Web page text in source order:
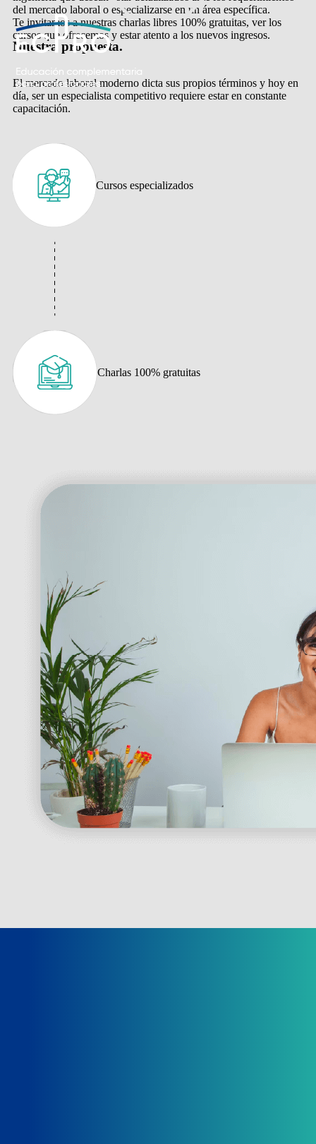
del mercado laboral o especializarse en un área específica.
Te invitamos a nuestras charlas libres 100% gratuitas, ver los
cursos que ofrecemos y estar atento a los nuevos ingresos.
Nuestra propuesta.
El mercado laboral moderno dicta sus propios términos y hoy en
día, ser un especialista competitivo requiere estar en constante
capacitación.
Cursos especializados
Charlas 100% gratuitas